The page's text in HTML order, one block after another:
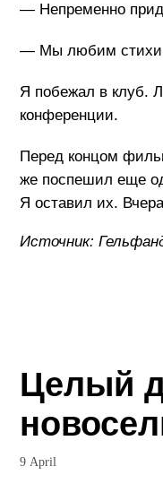
— Непременно
— Мы любим стихи,
Я побежал в клуб.
конференции.
Перед концом
же поспешил еще
Я оставил их.
Источник:
Целый
9 April